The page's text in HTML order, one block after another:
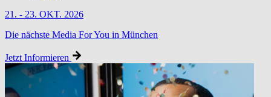
21. - 23. OKT. 2026
Die nächste Media For You in München
Jetzt Informieren